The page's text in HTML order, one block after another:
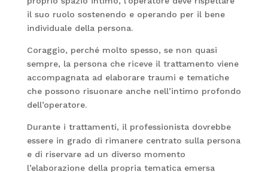
il suo ruolo sostenendo e operando per il bene
individuale della persona.
Coraggio, perché molto spesso, se non quasi
sempre, la persona che riceve il trattamento viene
accompagnata ad elaborare traumi e tematiche
che possono risuonare anche nell’intimo profondo
dell’operatore.
Durante i trattamenti, il professionista dovrebbe
essere in grado di rimanere centrato sulla persona
e di riservare ad un diverso momento
l’elaborazione della propria tematica emersa